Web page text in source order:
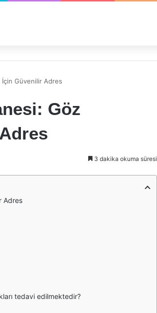
İçin Güvenilir Adres
Göz
3 dakika okuma süresi
Adres
tedavi edilmektedir?